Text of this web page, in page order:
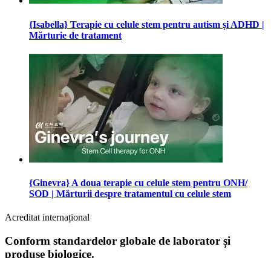
{Isabella} Terapie cu celule stem pentru autism și ADHD |
Mărturie de tratament
{Ginevra} A doua terapie cu celule stem pentru ONH/
SOD | Mărturii despre tratamentul cu celule stem
Acreditat internațional
Conform standardelor globale de laborator și
produse biologice.